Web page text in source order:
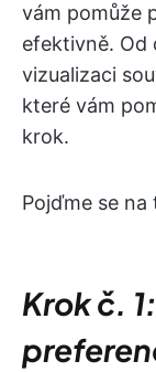
vám pomůže
efektivně. Od
vizualizaci
které vám
krok.
Pojďme se na
Krok č.